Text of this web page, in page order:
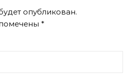
опубликован.
*